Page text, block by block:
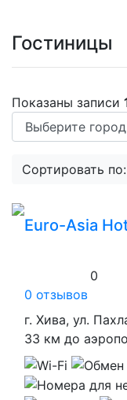
Гостиницы
Показаны записи
Сортировать
Euro-Asia
0
0 отзывов
г. Хива, ул.
33 км до